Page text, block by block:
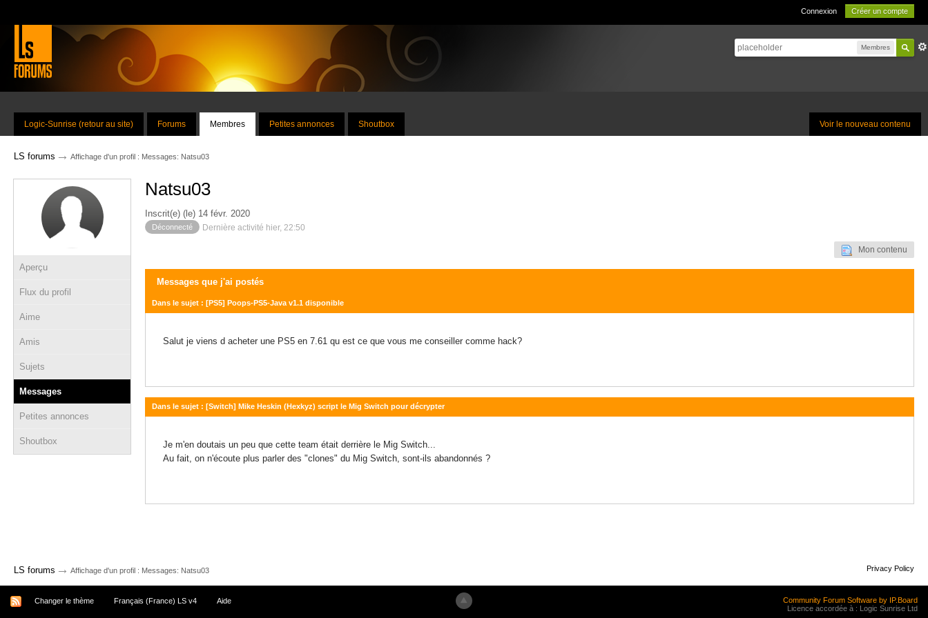
Connexion Créer un compte
Membres
Voir le nouveau contenu
Logic-Sunrise (retour au site) Forums Membres Petites annonces Shoutbox
LS forums → Affichage d'un profil : Messages: Natsu03
Aperçu
Flux du profil
Aime
Amis
Sujets
Messages
Petites annonces
Shoutbox
Natsu03
Inscrit(e) (le) 14 févr. 2020
Déconnecté Dernière activité hier, 22:50
Mon contenu
Messages que j'ai postés
Dans le sujet : [PS5] Poops-PS5-Java v1.1 disponible
Salut je viens d acheter une PS5 en 7.61 qu est ce que vous me conseiller comme hack?
Dans le sujet : [Switch] Mike Heskin (Hexkyz) script le Mig Switch pour décrypter
Je m'en doutais un peu que cette team était derrière le Mig Switch...
Au fait, on n'écoute plus parler des "clones" du Mig Switch, sont-ils abandonnés ?
LS forums → Affichage d'un profil : Messages: Natsu03 Privacy Policy
Changer le thème Français (France) LS v4 Aide
Community Forum Software by IP.Board
Licence accordée à : Logic Sunrise Ltd